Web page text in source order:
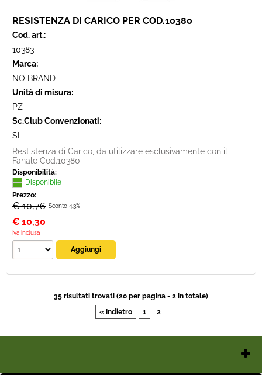
RESISTENZA DI CARICO PER COD.10380
Cod. art.:
10383
Marca:
NO BRAND
Unità di misura:
PZ
Sc.Club Convenzionati:
SI
Restistenza di Carico, da utilizzare esclusivamente con il
Fanale Cod.10380
Disponibilità:
Disponibile
Prezzo:
€ 10,76 Sconto 4.3%
€ 10,30
Iva inclusa
35 risultati trovati (20 per pagina - 2 in totale)
« Indietro
1 2